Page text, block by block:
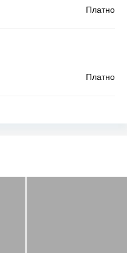
Платно
Платно